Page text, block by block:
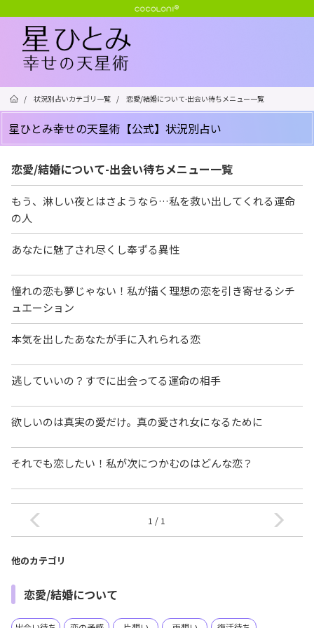
/ 状況別占いカテゴリ一覧 / 恋愛/結婚について-出会い待ちメニュー一覧
星ひとみ幸せの天星術【公式】状況別占い
恋愛/結婚について-出会い待ちメニュー一覧
もう、淋しい夜とはさようなら…私を救い出してくれる運命
の人
あなたに魅了され尽くし奉ずる異性
憧れの恋も夢じゃない！私が描く理想の恋を引き寄せるシチ
ュエーション
本気を出したあなたが手に入れられる恋
逃していいの？すでに出会ってる運命の相手
欲しいのは真実の愛だけ。真の愛され女になるために
それでも恋したい！私が次につかむのはどんな恋？
1 / 1
他のカテゴリ
恋愛/結婚について